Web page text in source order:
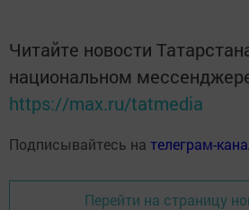
Читайте новости
национальном
https://max.ru/tatmedia
Подписывайтесь на телеграм-
Перейти на страницу